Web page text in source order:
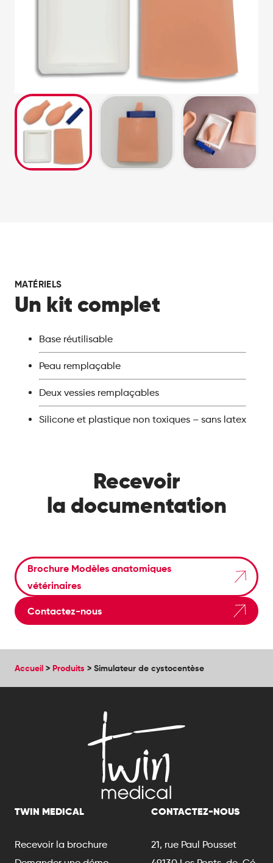
MATÉRIELS
Un kit complet
Base réutilisable
Peau remplaçable
Deux vessies remplaçables
Silicone et plastique non toxiques – sans latex
Recevoir
la documentation
Brochure Modèles anatomiques
vétérinaires
Contactez-nous
Accueil > Produits > Simulateur de cystocentèse
TWIN MEDICAL
Recevoir la brochure
CONTACTEZ-NOUS
21, rue Paul Pousset